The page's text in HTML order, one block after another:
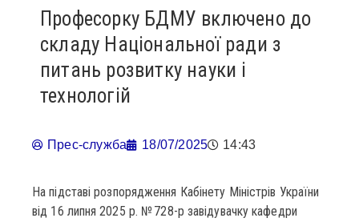
Професорку БДМУ включено до
складу Національної ради з
питань розвитку науки і
технологій
Прес-служба 18/07/2025 14:43
На підставі розпорядження Кабінету Міністрів України
від 16 липня 2025 р. № 728-р завідувачку кафедри